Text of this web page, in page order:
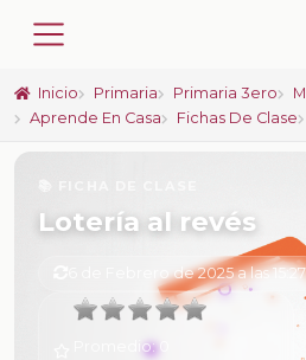
Inicio Primaria Primaria 3ero
Aprende En Casa
Fichas De Clase
Lotería al revés
6 de Febrero de 2025 a las 15:27
Promedio:0